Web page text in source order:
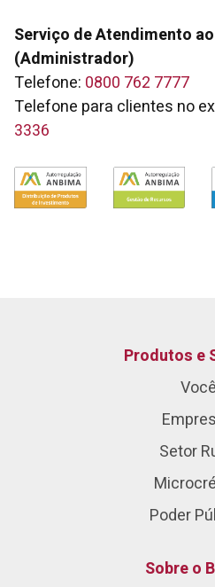
Serviço de Atendimento
(Administrador)
Telefone: 0800 762 7777
Telefone para clientes no
3336
Produtos e
Você
Setor
Poder
Sobre o